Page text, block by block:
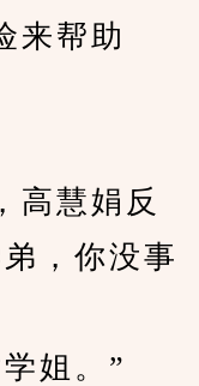
来帮助
慧娟反
，你没事
姐。”